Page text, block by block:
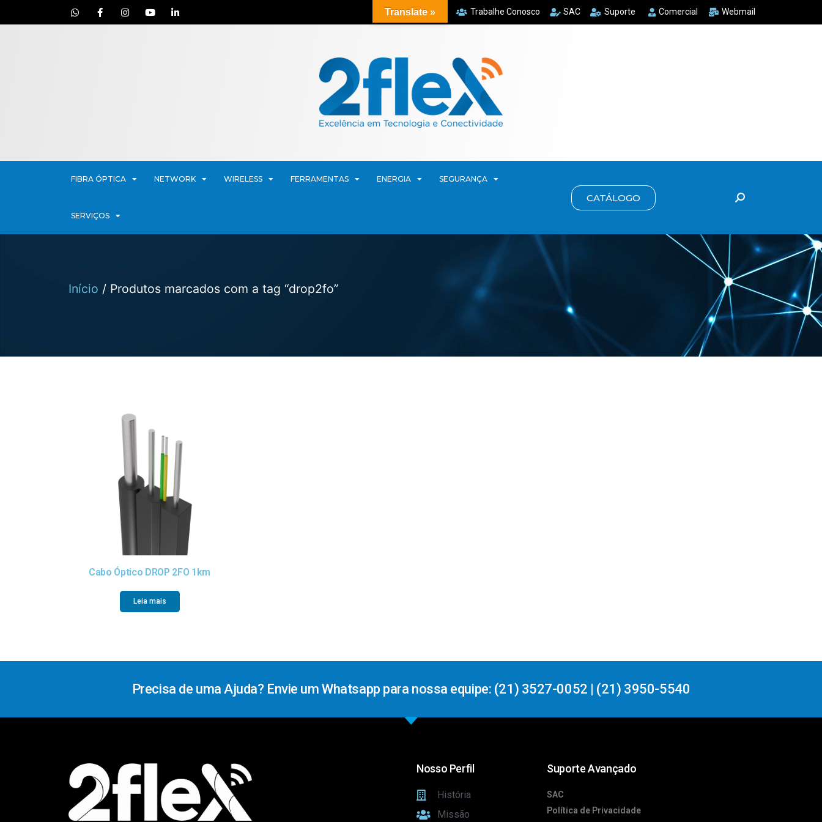
Trabalhe Conosco SAC Suporte Comercial Webmail
FIBRA ÓPTICA NETWORK WIRELESS FERRAMENTAS ENERGIA SEGURANÇA
SERVIÇOS
CATÁLOGO
Início / Produtos marcados com a tag “drop2fo”
Cabo Óptico DROP 2FO 1km
Leia mais
Precisa de uma Ajuda? Envie um Whatsapp para nossa equipe: (21) 3527-0052 | (21) 3950-5540
Nosso Perfil
História
Missão
Suporte Avançado
SAC
Política de Privacidade
Translate »